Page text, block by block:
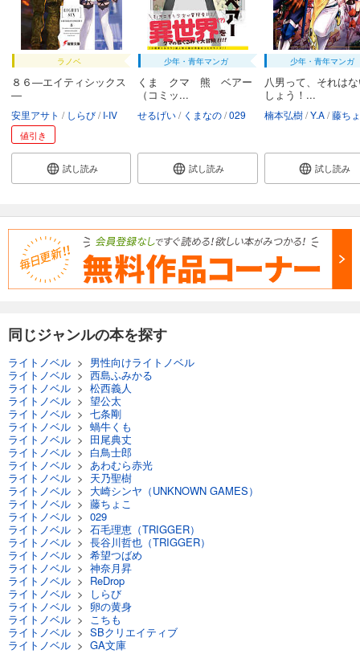
ラノベ
８６―エイティシックス
―
安里アサト しらび I-IV
値引き
試し読み
少年・青年マンガ
くま クマ 熊 ベアー
（コミッ...
せるげい くまなの 029
試し読み
少年・青年マンガ
八男って、それは
しょう！...
楠本弘樹 Y.A 藤ち
試し読み
同じジャンルの本を探す
ライトノベル > 男性向けライトノベル
ライトノベル > 西島ふみかる
ライトノベル > 松西義人
ライトノベル > 望公太
ライトノベル > 七条剛
ライトノベル > 蝸牛くも
ライトノベル > 田尾典丈
ライトノベル > 白鳥士郎
ライトノベル > あわむら赤光
ライトノベル > 天乃聖樹
ライトノベル > 大崎シンヤ（UNKNOWN GAMES）
ライトノベル > 藤ちょこ
ライトノベル > 029
ライトノベル > 石毛理恵（TRIGGER）
ライトノベル > 長谷川哲也（TRIGGER）
ライトノベル > 希望つばめ
ライトノベル > 神奈月昇
ライトノベル > ReDrop
ライトノベル >
しらび
ライトノベル > 卵の黄身
ライトノベル > こちも
ライトノベル > SBクリエイティブ
ライトノベル > GA文庫